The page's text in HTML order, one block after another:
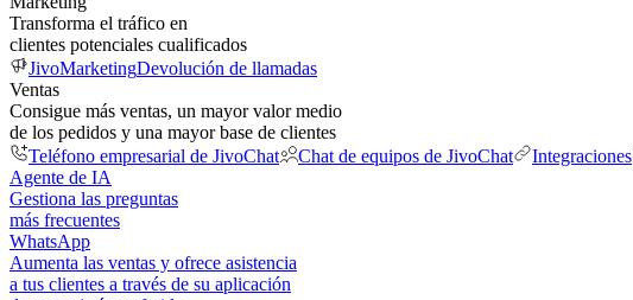
Transforma el tráfico en
clientes potenciales cualificados
JivoMarketingDevolución de llamadas
Ventas
Consigue más ventas, un mayor valor medio
de los pedidos y una mayor base de clientes
Teléfono empresarial de JivoChat
Chat de equipos de JivoChat Integraciones
Agente de IA
Gestiona las preguntas
más frecuentes
WhatsApp
Aumenta las ventas y ofrece asistencia
a tus clientes a través de su aplicación